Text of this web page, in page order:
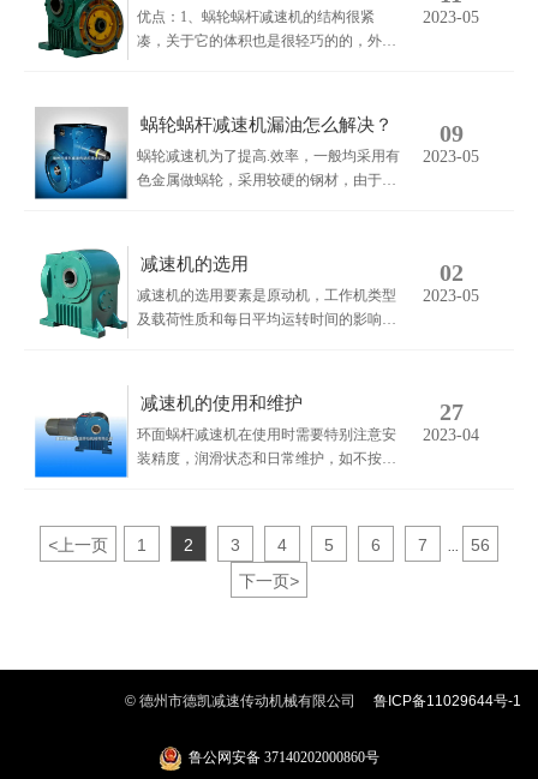
有些减速机可以使用10年以上，如果磨损
速度较快，就要考虑减速机的选型是否正
优点：1、蜗轮蜗杆减速机的结构很紧
凑，关于它的体积也是很轻巧的的，外形
的安装也是比较简易的，它具有灵活的特
性，蜗杆减速机也用易于维护的好处。其
优点还包括传动的时候比较稳定，噪音比
较小，而且很耐用。
2023-05
蜗轮蜗杆减速机漏油怎么解决？
蜗轮减速机为了提高.效率，一般均采用有
色金属做蜗轮，采用较硬的钢材，由于它
间热膨胀产生差异，从而在各配合面产生
间隙，而油液由于温度的升高变稀，容易
造成泄漏。主要原因有四点:一是材质的搭
配是否合理，二是啮合磨擦面的表面质
09
2023-05
减速机的选用
减速机的选用要素是原动机，工作机类型
及载荷性质和每日平均运转时间的影响，
02
2023-05
减速机的使用和维护
环面蜗杆减速机在使用时需要特别注意安
装精度，润滑状态和日常维护，如不按要
效。
27
2023-04
< 上一页 1 2 3 4 5 6 7
56
下一页>
© 德州市德凯减速传动机械有限公司 鲁ICP备11029644号-1
鲁公网安备 37140202000860号